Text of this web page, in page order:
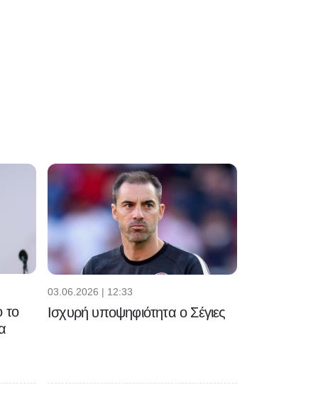
το
03.06.2026 | 12:33
Ισχυρή υποψηφιότητα ο Σέγιες